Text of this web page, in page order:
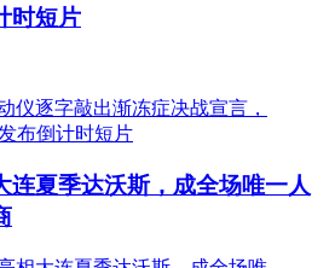
时短片
连夏季达沃斯，成全场唯一人